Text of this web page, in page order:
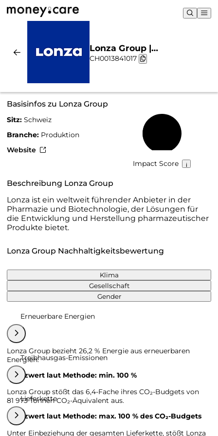
Lonza Group |
Nachhaltigkeit & Chart
CH0013841017
Basisinfos zu Lonza Group
Sitz: Schweiz
Branche: Produktion
Website
Impact Score
Beschreibung Lonza Group
Lonza ist ein weltweit führender Anbieter in der
Pharmazie und Biotechnologie, der Lösungen für
die Entwicklung und Herstellung pharmazeutischer
Produkte bietet.
Lonza Group Nachhaltigkeitsbewertung
Klima
Gesellschaft
Gender
Erneuerbare Energien
Lonza Group bezieht 26,2 % Energie aus erneuerbaren
Energien.
Grenzwert laut Methode: min. 100 %
Treibhausgas-Emissionen
Lonza Group stößt das 6,4-Fache ihres CO₂-Budgets von
81 973 Tonnen CO₂-Äquivalent aus.
Grenzwert laut Methode: max. 100 % des CO₂-Budgets
Lieferkette
Unter Einbeziehung der gesamten Lieferkette, stößt Lonza